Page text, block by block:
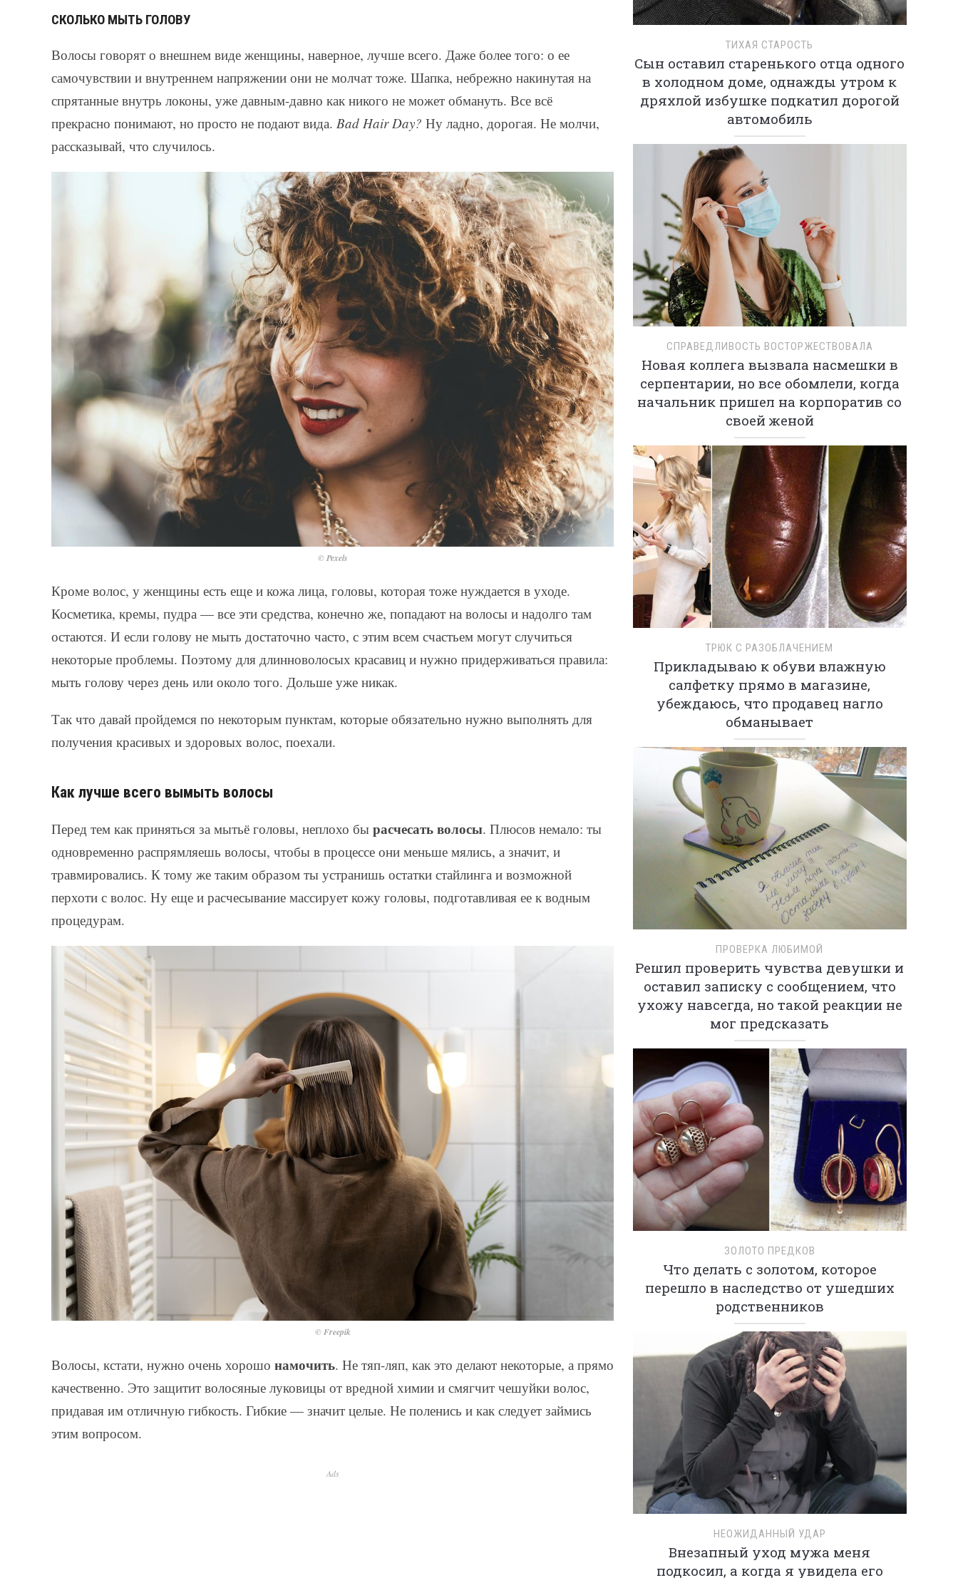
СКОЛЬКО МЫТЬ ГОЛОВУ
Волосы говорят о внешнем виде женщины, наверное, лучше всего. Даже более того: о ее
самочувствии и внутреннем напряжении они не молчат тоже. Шапка, небрежно накинутая на
спрятанные внутрь локоны, уже давным-давно как никого не может обмануть. Все всё
прекрасно понимают, но просто не подают вида. Bad Hair Day? Ну ладно, дорогая. Не молчи,
рассказывай, что случилось.
© Pexels
Кроме волос, у женщины есть еще и кожа лица, головы, которая тоже нуждается в уходе.
Косметика, кремы, пудра — все эти средства, конечно же, попадают на волосы и надолго там
остаются. И если голову не мыть достаточно часто, с этим всем счастьем могут случиться
некоторые проблемы. Поэтому для длинноволосых красавиц и нужно придерживаться правила:
мыть голову через день или около того. Дольше уже никак.
Так что давай пройдемся по некоторым пунктам, которые обязательно нужно выполнять для
получения красивых и здоровых волос, поехали.
Как лучше всего вымыть волосы
Перед тем как приняться за мытьё головы, неплохо бы расчесать волосы. Плюсов немало: ты
одновременно распрямляешь волосы, чтобы в процессе они меньше мялись, а значит, и
травмировались. К тому же таким образом ты устранишь остатки стайлинга и возможной
перхоти с волос. Ну еще и расчесывание массирует кожу головы, подготавливая ее к водным
процедурам.
© Freepik
Волосы, кстати, нужно очень хорошо намочить. Не тяп-ляп, как это делают некоторые, а прямо
качественно. Это защитит волосяные луковицы от вредной химии и смягчит чешуйки волос,
придавая им отличную гибкость. Гибкие — значит целые. Не поленись и как следует займись
этим вопросом.
Ads
ТИХАЯ СТАРОСТЬ
Сын оставил старенького отца одного
в холодном доме, однажды утром к
дряхлой избушке подкатил дорогой
автомобиль
СПРАВЕДЛИВОСТЬ ВОСТОРЖЕСТВОВАЛА
Новая коллега вызвала насмешки в
серпентарии, но все обомлели, когда
начальник пришел на корпоратив со
своей женой
ТРЮК С РАЗОБЛАЧЕНИЕМ
Прикладываю к обуви влажную
салфетку прямо в магазине,
убеждаюсь, что продавец нагло
обманывает
ПРОВЕРКА ЛЮБИМОЙ
Решил проверить чувства девушки и
оставил записку с сообщением, что
ухожу навсегда, но такой реакции не
мог предсказать
ЗОЛОТО ПРЕДКОВ
Что делать с золотом, которое
перешло в наследство от ушедших
родственников
НЕОЖИДАННЫЙ УДАР
Внезапный уход мужа меня
подкосил, а когда я увидела его